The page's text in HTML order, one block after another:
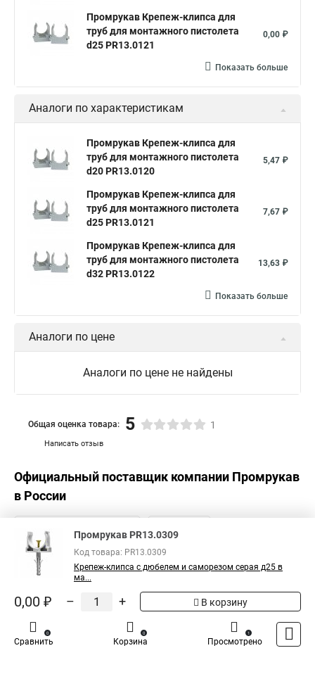
Промрукав Крепеж-клипса для
труб для монтажного пистолета
d25 PR13.0121
0,00 ₽
Показать больше
Аналоги по характеристикам
Промрукав Крепеж-клипса для
труб для монтажного пистолета
d20 PR13.0120
5,47 ₽
Промрукав Крепеж-клипса для
труб для монтажного пистолета
d25 PR13.0121
7,67 ₽
Промрукав Крепеж-клипса для
труб для монтажного пистолета
d32 PR13.0122
13,63 ₽
Показать больше
Аналоги по цене
Аналоги по цене не найдены
Написать отзыв
Общая оценка товара: 5 1
Официальный поставщик компании Промрукав
в России
Промрукав PR13.0309
Код товара: PR13.0309
Крепеж-клипса с дюбелем и саморезом серая д25 в
ма...
0,00 ₽ – + В корзину
Сравнить
0
Корзина
0
Просмотрено
1